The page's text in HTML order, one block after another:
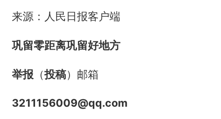
来源：人民日报客户端
巩留零距离巩留好地方
举报 （投稿）邮箱
3211156009@qq.com